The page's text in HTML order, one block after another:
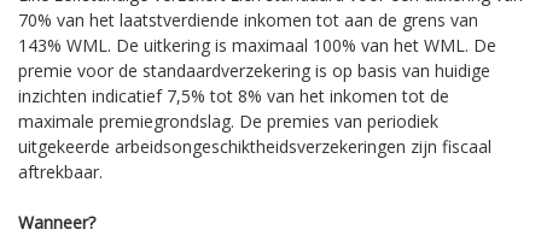
70% van het laatstverdiende inkomen tot aan de grens van
143% WML. De uitkering is maximaal 100% van het WML. De
premie voor de standaardverzekering is op basis van huidige
inzichten indicatief 7,5% tot 8% van het inkomen tot de
maximale premiegrondslag. De premies van periodiek
uitgekeerde arbeidsongeschiktheidsverzekeringen zijn fiscaal
aftrekbaar.
Wanneer?